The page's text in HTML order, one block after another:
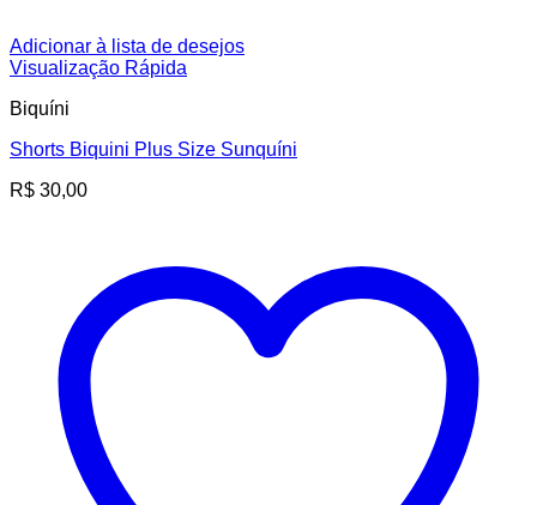
Adicionar à lista de desejos
Visualização Rápida
Biquíni
Shorts Biquini Plus Size Sunquíni
R$ 30,00